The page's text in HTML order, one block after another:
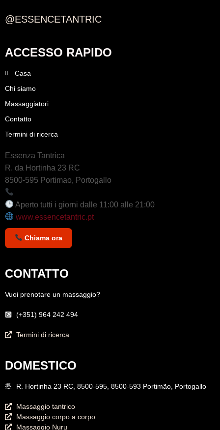
@ESSENCETANTRIC
ACCESSO RAPIDO
Casa
Chi siamo
Massaggiatori
Contatto
Termini di ricerca
Essenza Tantrica
R. da Hortinha 23 RC
8500-595 Portimao, Portogallo
Aperto tutti i giorni dalle 11:00 alle 21:00
www.essencetantric.pt
Chiama ora
CONTATTO
Vuoi prenotare un massaggio?
(+351) 964 242 494
Termini di ricerca
DOMESTICO
R. Hortinha 23 RC, 8500-595, 8500-593 Portimão, Portogallo
Massaggio tantrico
Massaggio corpo a corpo
Massaggio Nuru